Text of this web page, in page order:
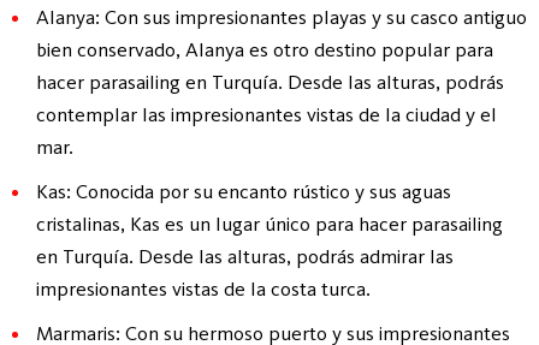
Alanya: Con sus impresionantes playas y su casco antiguo
bien conservado, Alanya es otro destino popular para
hacer parasailing en Turquía. Desde las alturas, podrás
contemplar las impresionantes vistas de la ciudad y el
mar.
Kas: Conocida por su encanto rústico y sus aguas
cristalinas, Kas es un lugar único para hacer parasailing
en Turquía. Desde las alturas, podrás admirar las
impresionantes vistas de la costa turca.
Marmaris: Con su hermoso puerto y sus impresionantes